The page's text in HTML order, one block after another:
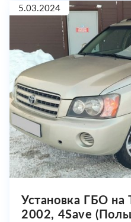
5.03.2024
Установка ГБО на
2002, 4Save